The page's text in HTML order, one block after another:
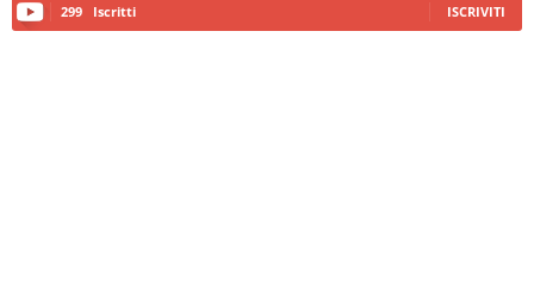
299 Iscritti ISCRIVITI